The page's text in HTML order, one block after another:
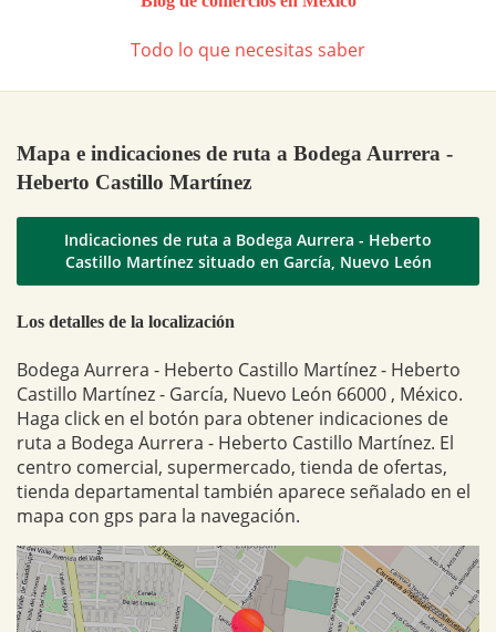
Todo lo que necesitas saber
Mapa e indicaciones de ruta a Bodega Aurrera -
Heberto Castillo Martínez
Indicaciones de ruta a Bodega Aurrera - Heberto
Castillo Martínez situado en García, Nuevo León
Los detalles de la localización
Bodega Aurrera - Heberto Castillo Martínez - Heberto
Castillo Martínez - García, Nuevo León 66000 , México.
Haga click en el botón para obtener indicaciones de
ruta a Bodega Aurrera - Heberto Castillo Martínez. El
centro comercial, supermercado, tienda de ofertas,
tienda departamental también aparece señalado en el
mapa con gps para la navegación.